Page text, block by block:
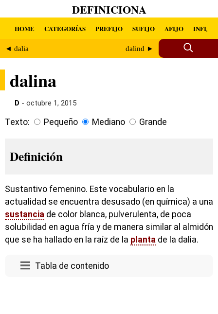
DEFINICIONA
HOME CATEGORÍAS PREFIJO SUFIJO AFIJO INFIJO
◄ dalia dalind ►
dalina
D - octubre 1, 2015
Texto: Pequeño Mediano Grande
Definición
Sustantivo femenino. Este vocabulario en la
actualidad se encuentra desusado (en química) a una
sustancia de color blanca, pulverulenta, de poca
solubilidad en agua fría y de manera similar al almidón
que se ha hallado en la raíz de la planta de la dalia.
Tabla de contenido